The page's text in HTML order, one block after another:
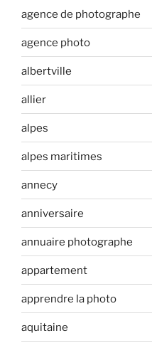
agence de photographe
agence photo
albertville
allier
alpes
alpes maritimes
annecy
anniversaire
annuaire photographe
appartement
apprendre la photo
aquitaine